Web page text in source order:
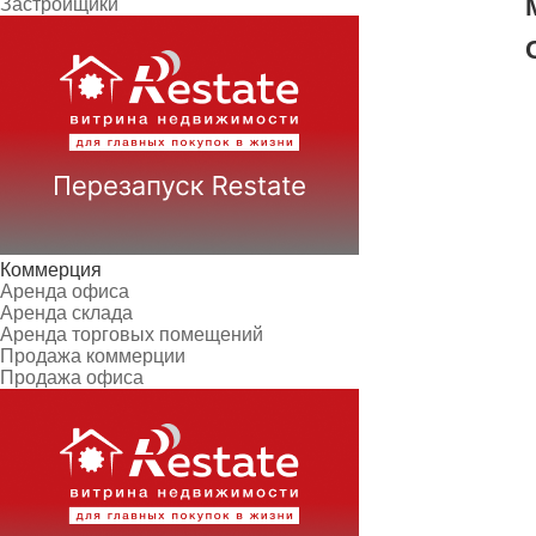
Застройщики
Коммерция
Аренда офиса
Аренда склада
Аренда торговых помещений
Продажа коммерции
Продажа офиса